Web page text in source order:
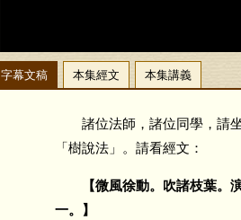
字幕文稿 本集經文 本集講義
諸位法師，諸位同學，請坐
「樹說法」。請看經文：
【微風徐動。吹諸枝葉
一。】